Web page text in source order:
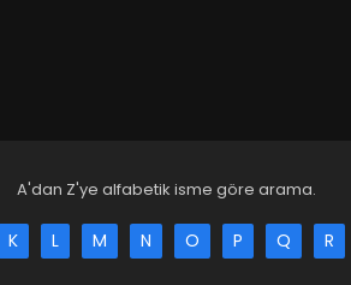
A'dan Z'ye alfabetik isme göre arama.
K L M N O P Q R